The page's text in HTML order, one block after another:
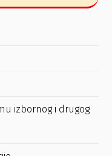
izbornog i drugog